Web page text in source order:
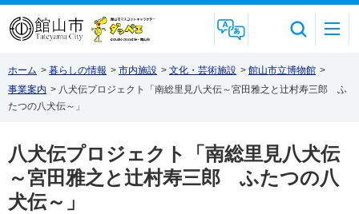
Foreign Language
ホーム > 暮らしの情報 > 市内施設 > 文化・芸術施設 > 館山市立博物館 >
事業案内 > 八犬伝プロジェクト「南総里見八犬伝～宮田雅之と辻村寿三郎 ふ
たつの八犬伝～」
八犬伝プロジェクト「南総里見八犬伝
～宮田雅之と辻村寿三郎 ふたつの八
犬伝～」